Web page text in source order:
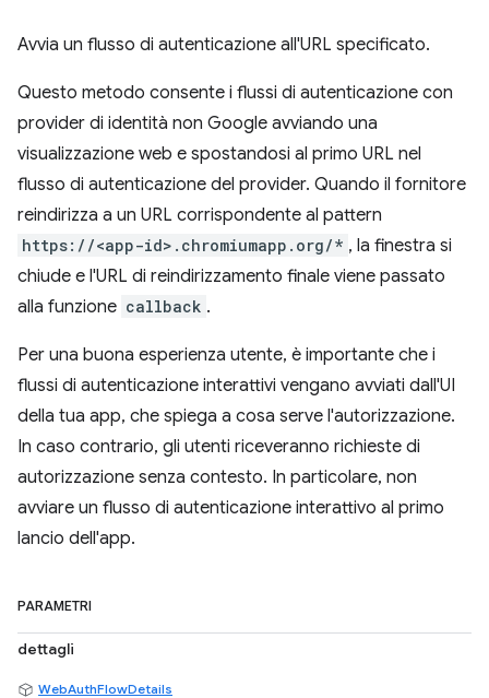
Avvia un flusso di autenticazione all'URL specificato.
Questo metodo consente i flussi di autenticazione con
provider di identità non Google avviando una
visualizzazione web e spostandosi al primo URL nel
flusso di autenticazione del provider. Quando il fornitore
reindirizza a un URL corrispondente al pattern
https://<app-id>.chromiumapp.org/* , la finestra si
chiude e l'URL di reindirizzamento finale viene passato
alla funzione callback .
Per una buona esperienza utente, è importante che i
flussi di autenticazione interattivi vengano avviati dall'UI
della tua app, che spiega a cosa serve l'autorizzazione.
In caso contrario, gli utenti riceveranno richieste di
autorizzazione senza contesto. In particolare, non
avviare un flusso di autenticazione interattivo al primo
lancio dell'app.
PARAMETRI
dettagli
WebAuthFlowDetails